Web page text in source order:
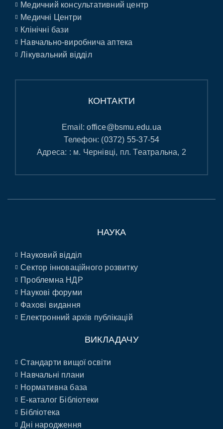
Медичний консультативний центр
Медичні Центри
Клінічні бази
Навчально-виробнича аптека
Лікувальний відділ
КОНТАКТИ
Email:office@bsmu.edu.ua
Телефон: (0372) 55-37-54
Адреса: : м. Чернівці, пл. Театральна, 2
НАУКА
Науковий відділ
Сектор інноваційного розвитку
Проблемна НДР
Наукові форуми
Фахові видання
Електронний архів публікацій
ВИКЛАДАЧУ
Стандарти вищої освіти
Навчальні плани
Нормативна база
E-каталог Бібліотеки
Бібліотека
Дні народження